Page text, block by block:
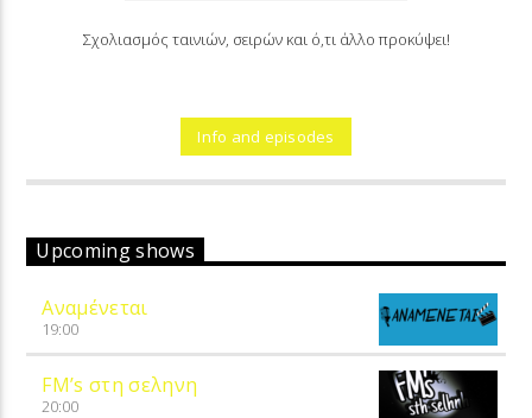
Σχολιασμός ταινιών, σειρών και ό,τι άλλο προκύψει!
Info and episodes
Upcoming shows
Αναμένεται
19:00
FM’s στη σεληνη
20:00